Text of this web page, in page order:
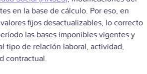
en la base de cálculo. Por eso, en
fijos desactualizables, lo correcto
las bases imponibles vigentes y
tipo de relación laboral, actividad,
contractual.